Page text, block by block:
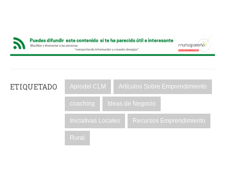
ETIQUETADO Aprodel CLM Artículos Sobre Emprendimiento
coaching Ideas de Negocio
Iniciativas Locales Recursos Emprendimiento
Rural